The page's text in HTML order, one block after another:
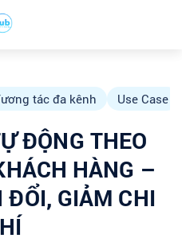
tác đa kênh Use Case
ĐỘNG THEO
HÀNG –
ĐỔI, GIẢM CHI